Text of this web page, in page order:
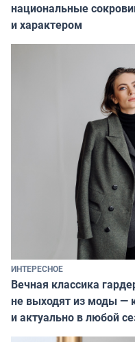
национальные
и характером
ИНТЕРЕСНОЕ
Вечная классика
не выходят из моды —
и актуально в любой